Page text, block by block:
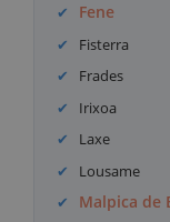
Fene
Fisterra
Frades
Irixoa
Laxe
Lousame
Malpica de